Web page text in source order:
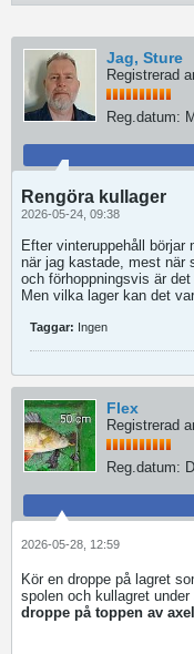
Jag, Sture
Registrerad
Reg.datum:
Rengöra kullager
2026-05-24, 09:38
Efter vinteruppehåll börjar
när jag kastade, mest när
och förhoppningsvis är
Men vilka lager kan det
Taggar: Ingen
Flex
Registrerad
Reg.datum:
2026-05-28, 12:59
Kör en droppe på lagret
spolen och kullagret under
droppe på toppen av